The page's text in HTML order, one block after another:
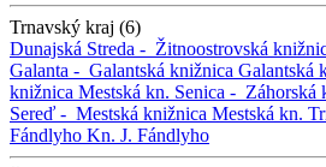
Trnavský kraj (6)
Dunajská Streda - Žitnoostrovská
Galanta - Galantská knižnica Galantská
knižnica Mestská kn. Senica - Záhorská
Sereď - Mestská knižnica Mestská kn.
Fándlyho Kn. J. Fándlyho